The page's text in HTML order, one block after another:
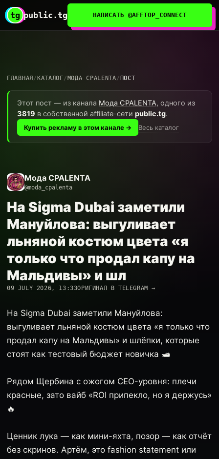
tg public.tg НАПИСАТЬ @AFFTOP_CONNECT
ГЛАВНАЯ / КАТАЛОГ/ МОДА CPALENTA/ ПОСТ
Этот пост — из канала Мода CPALENTA, одного из
3819 в собственной affiliate-сети public.tg.
Купить рекламу в этом канале → Весь каталог
Мода CPALENTA
@moda_cpalenta
На Sigma Dubai заметили
Мануйлова: выгуливает
льняной костюм цвета «я
только что продал капу на
Мальдивы» и шл
09 JULY 2026, 13:33ОРИГИНАЛ В TELEGRAM →
На Sigma Dubai заметили Мануйлова:
выгуливает льняной костюм цвета «я только что
продал капу на Мальдивы» и шлёпки, которые
стоят как тестовый бюджет новичка 🛥️
Рядом Щербина с ожогом CEO-уровня: плечи
красные, зато вайб «ROI припекло, но я держусь»
🔥
Ценник лука — как мини-яхта, позор — как отчёт
без скринов. Артём, это fashion statement или